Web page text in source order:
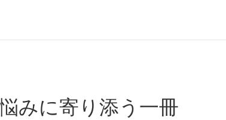
みに寄り添う一冊